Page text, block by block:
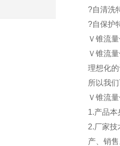
?自清洗
?自保护
Ｖ锥流
Ｖ锥流
理想化
所以我
Ｖ锥流
1.产品
2.厂家
产、销